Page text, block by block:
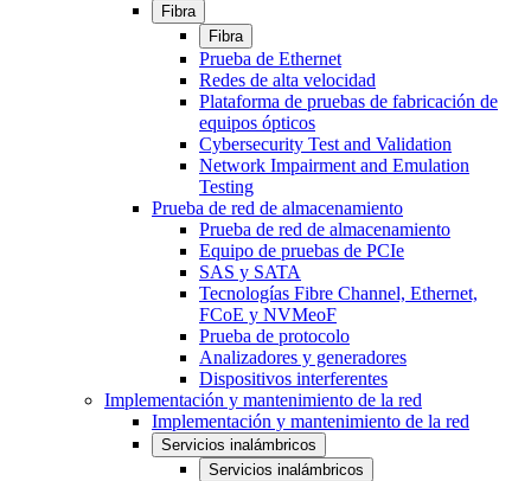
Fibra
Fibra
Prueba de Ethernet
Redes de alta velocidad
Plataforma de pruebas de fabricación de
equipos ópticos
Cybersecurity Test and Validation
Network Impairment and Emulation
Testing
Prueba de red de almacenamiento
Prueba de red de almacenamiento
Equipo de pruebas de PCIe
SAS y SATA
Tecnologías Fibre Channel, Ethernet,
FCoE y NVMeoF
Prueba de protocolo
Analizadores y generadores
Dispositivos interferentes
Implementación y mantenimiento de la red
Implementación y mantenimiento de la red
Servicios inalámbricos
Servicios inalámbricos